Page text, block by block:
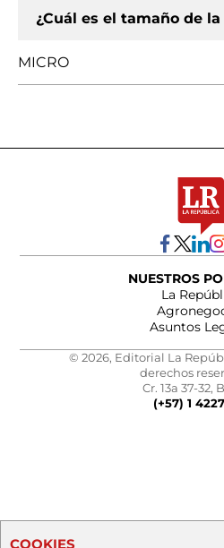
¿Cuál es el tamaño de
MICRO
NUESTROS
La
Asuntos
© 2026, Editorial La
derechos
Cr. 13a 37-32,
(+57) 1
COOKIES